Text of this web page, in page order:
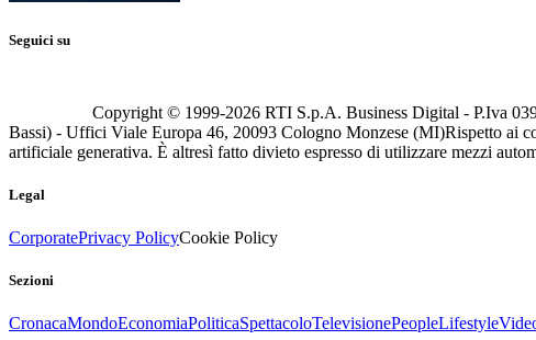
Seguici su
Copyright © 1999-2026 RTI S.p.A. Business Digital - P.Iva
Bassi) - Uffici Viale Europa 46, 20093 Cologno Monzese (MI)Rispetto ai
artificiale generativa. È altresì fatto divieto espresso di utilizzare mezzi
Legal
CorporatePrivacy PolicyCookie Policy
Sezioni
CronacaMondoEconomiaPoliticaSpettacoloTelevisionePeopleLifestyle